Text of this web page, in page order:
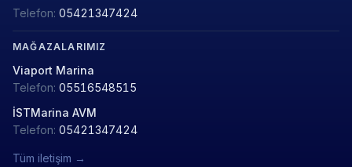
Telefon: 05421347424
MAĞAZALARIMIZ
Viaport Marina
Telefon: 05516548515
İSTMarina AVM
Telefon: 05421347424
Tüm iletişim →